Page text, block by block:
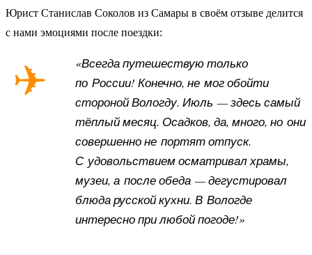
Юрист Станислав Соколов из Самары в своём отзыве делится
с нами эмоциями после поездки:
«Всегда путешествую только
по России! Конечно, не мог обойти
стороной Вологду. Июль — здесь самый
тёплый месяц. Осадков, да, много, но они
совершенно не портят отпуск.
С удовольствием осматривал храмы,
музеи, а после обеда — дегустировал
блюда русской кухни. В Вологде
интересно при любой погоде!»